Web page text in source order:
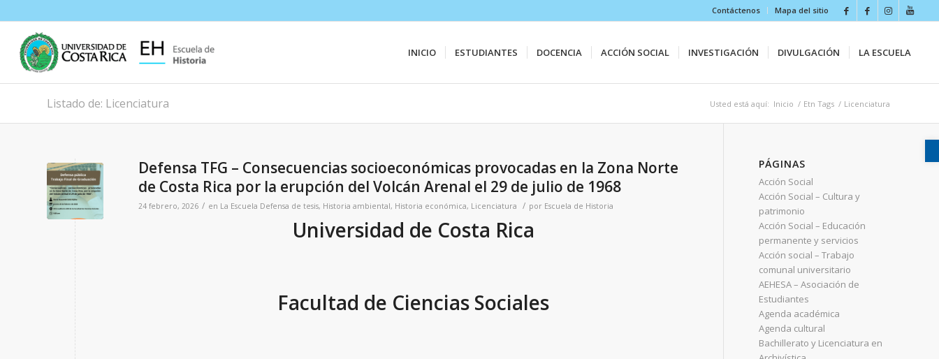
Contáctenos Mapa del sitio
INICIO ESTUDIANTES DOCENCIA ACCIÓN SOCIAL INVESTIGACIÓN DIVULGACIÓN LA ESCUELA
Listado de: Licenciatura Usted está aquí: Inicio / Etn Tags / Licenciatura
Defensa TFG – Consecuencias socioeconómicas provocadas en la Zona Norte
de Costa Rica por la erupción del Volcán Arenal el 29 de julio de 1968
24 febrero, 2026 / en La Escuela Defensa de tesis, Historia ambiental, Historia económica, Licenciatura / por Escuela de Historia
Universidad de Costa Rica
Facultad de Ciencias Sociales
PÁGINAS
Acción Social
Acción Social – Cultura y
patrimonio
Acción Social – Educación
permanente y servicios
Acción social – Trabajo
comunal universitario
AEHESA – Asociación de
Estudiantes
Agenda académica
Agenda cultural
Bachillerato y Licenciatura en